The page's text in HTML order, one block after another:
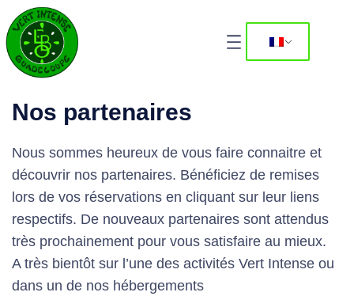
Nos partenaires
Nous sommes heureux de vous faire connaitre et
découvrir nos partenaires. Bénéficiez de remises
lors de vos réservations en cliquant sur leur liens
respectifs. De nouveaux partenaires sont attendus
très prochainement pour vous satisfaire au mieux.
A très bientôt sur l’une des activités Vert Intense ou
dans un de nos hébergements